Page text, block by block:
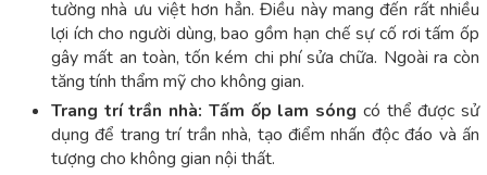
tường nhà ưu việt hơn hẳn. Điều này mang đến rất nhiều
lợi ích cho người dùng, bao gồm hạn chế sự cố rơi tấm ốp
gây mất an toàn, tốn kém chi phí sửa chữa. Ngoài ra còn
tăng tính thẩm mỹ cho không gian.
Trang trí trần nhà: Tấm ốp lam sóng có thể được sử
dụng để trang trí trần nhà, tạo điểm nhấn độc đáo và ấn
tượng cho không gian nội thất.